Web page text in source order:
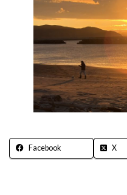
Facebook X